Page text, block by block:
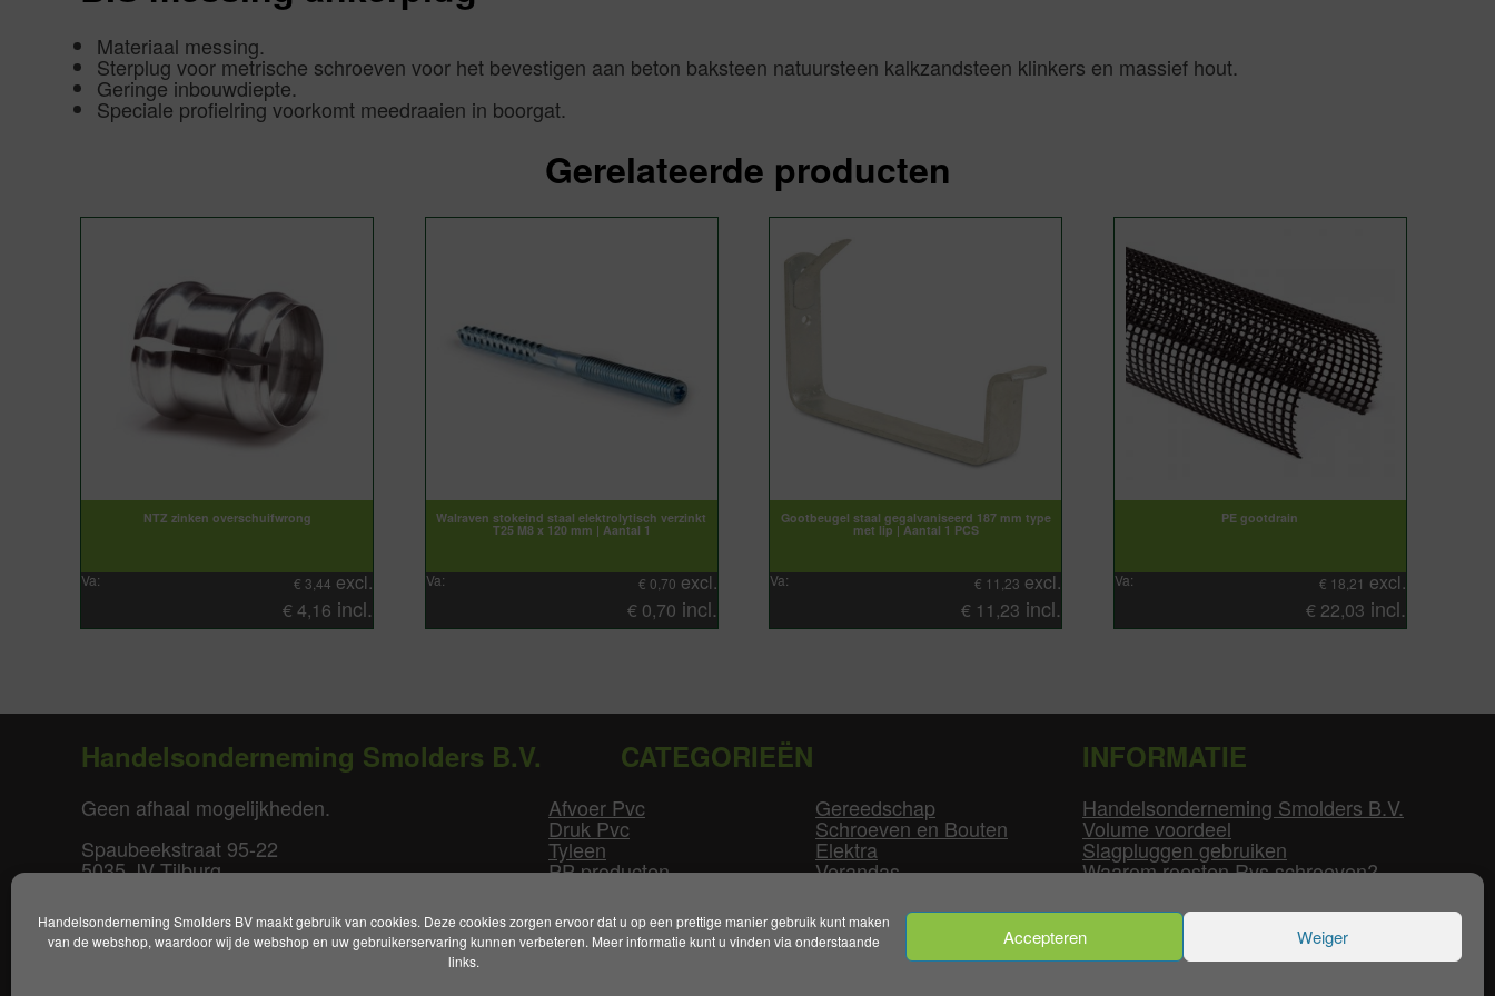
Handelsonderneming Smolders BV maakt gebruik van cookies. Deze cookies zorgen ervoor dat u op een prettige manier gebruik kunt maken
van de webshop, waardoor wij de webshop en uw gebruikerservaring kunnen verbeteren. Meer informatie kunt u vinden via onderstaande
links.
Accepteren Weiger
Materiaal messing.
Sterplug voor metrische schroeven voor het bevestigen aan beton baksteen natuursteen kalkzandsteen klinkers en massief hout.
Geringe inbouwdiepte.
Speciale profielring voorkomt meedraaien in boorgat.
Gerelateerde producten
NTZ zinken overschuifwrong
Va: € 3,44 excl.
€4,16 incl.
Walraven stokeind staal elektrolytisch verzinkt
T25 M8 x 120 mm | Aantal 1
Va: € 0,70 excl.
€ 0,70 incl.
Gootbeugel staal gegalvaniseerd 187 mm type
met lip | Aantal 1 PCS
Va: € 11,23 excl.
€ 11,23 incl.
PE gootdrain
Va: € 18,21 excl.
€ 22,03 incl.
Handelsonderneming Smolders B.V.
Geen afhaal mogelijkheden.
Spaubeekstraat 95-22
5035 JV Tilburg
T. +31(0)85-0640877
E.info@smoldersbv.nl
CATEGORIEËN
Afvoer Pvc
Druk Pvc
Tyleen
PP producten
GLW producten
Gereedschap
Schroeven en Bouten
Elektra
Verandas
Overige
INFORMATIE
Handelsonderneming Smolders B.V.
Volume voordeel
Slagpluggen gebruiken
Waarom roesten Rvs schroeven?
Pvc-buizen diameters
Flenzen tabel
|Algemene Voorwaarden